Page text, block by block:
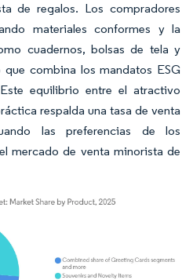
de regalos. Los compradores
materiales conformes y la
cuadernos, bolsas de tela y
combina los mandatos ESG
equilibrio entre el atractivo
respalda una tasa de venta
las preferencias de los
mercado de venta minorista de